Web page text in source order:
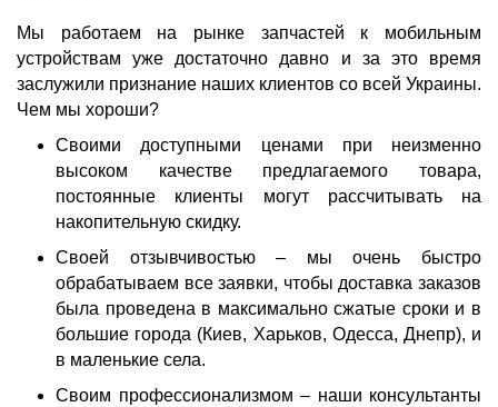
Мы работаем на рынке запчастей к мобильным
устройствам уже достаточно давно и за это время
заслужили признание наших клиентов со всей Украины.
Чем мы хороши?
Своими доступными ценами при неизменно
высоком качестве предлагаемого товара,
постоянные клиенты могут рассчитывать на
накопительную скидку.
Своей отзывчивостью – мы очень быстро
обрабатываем все заявки, чтобыдоставка заказов
была проведена в максимально сжатые сроки и в
большие города (Киев, Харьков, Одесса, Днепр), и
в маленькие села.
Своим профессионализмом – наши консультанты